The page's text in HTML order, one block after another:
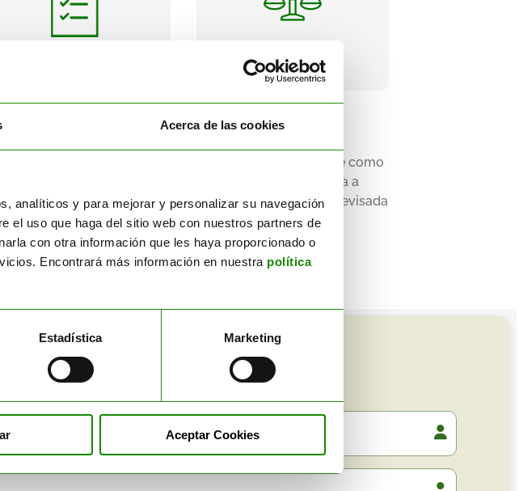
Acerca de las cookies
analíticos y para mejorar y personalizar su navegación
el uso que haga del sitio web con nuestros partners de
con otra información que les haya proporcionado o
Encontrará más información en nuestra política
Estadística Marketing
Aceptar Cookies
Cumplimiento de los
Sistema de Calidad y
Mejoras
Mejorar de manera
gestión por procesos, del
establecimiento,
seguimiento y revisión de
objetivos, y de
y tratamiento de los
aspectos ambientales.
, se establece como
liderazgo de la Dirección General, siendo comunicada a
para asegurar la implicación de todo el personal, y revisada